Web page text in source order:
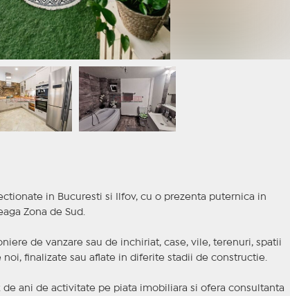
in Bucuresti si Ilfov, cu o prezenta puternica in
Zona de Sud.
de vanzare sau de inchiriat, case, vile, terenuri, spatii
finalizate sau aflate in diferite stadii de constructie.
de ani de activitate pe piata imobiliara si ofera consultanta